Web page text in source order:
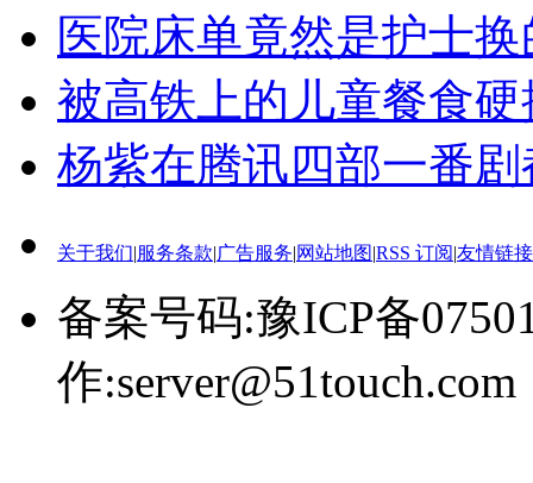
医院床单竟然是护士换
被高铁上的儿童餐食硬
杨紫在腾讯四部一番
关于我们|服务条款|广告服务|网站地图|RSS 订阅|友情链接
备案号码:豫ICP备
作:server@51touch.com